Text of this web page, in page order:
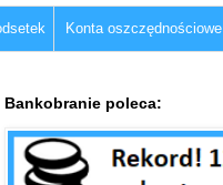
Konta oszczędnościowe
Bankobranie poleca: